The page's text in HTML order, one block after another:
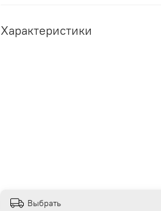
Характеристики
Выбрать